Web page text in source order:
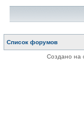
Список форумов
Создано на